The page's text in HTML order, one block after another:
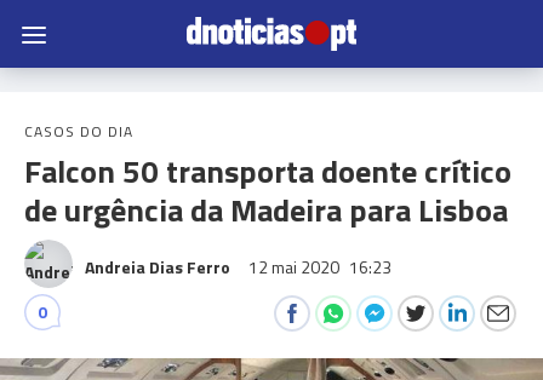
CASOS DO DIA
Falcon 50 transporta doente crítico
de urgência da Madeira para Lisboa
Andreia Dias Ferro 12 mai 2020 16:23
0